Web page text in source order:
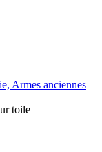
Armes anciennes
toile